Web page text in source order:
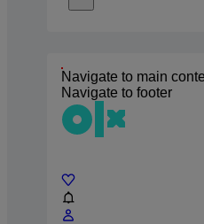
Navigate to main
Navigate to footer